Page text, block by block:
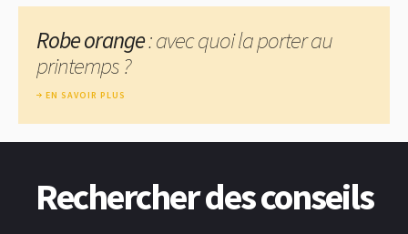
Robe orange: avec quoi la porter au
printemps ?
EN SAVOIR PLUS
Rechercher des conseils